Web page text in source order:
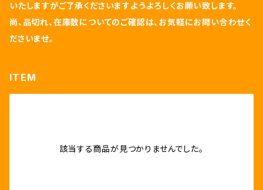
いたしますがご了承くださいますようよろしくお願い致します。
尚、品切れ、在庫数についてのご確認は、お気軽にお問い合わせく
ださいませ。
ITEM
該当する商品が見つかりませんでした。